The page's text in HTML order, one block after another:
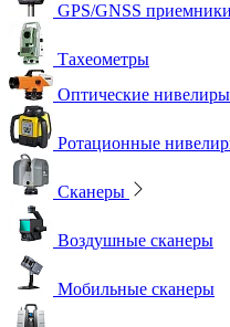
GPS/GNSS приемники
Тахеометры
Оптические нивелиры
Ротационные
Сканеры
Воздушные сканеры
Мобильные сканеры